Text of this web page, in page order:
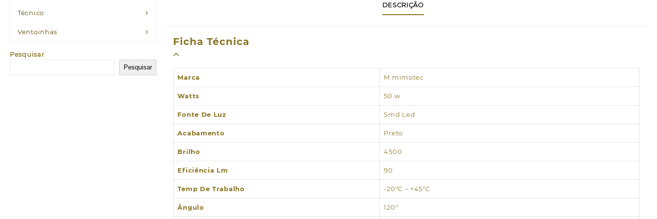
Técnico
Ventoinhas
Pesquisar
Pesquisar
DESCRIÇÃO
Ficha Técnica
Marca M mimotec
Watts 50 w
Fonte De Luz Smd Led
Acabamento Preto
Brilho 4500
Eficiência Lm 90
Temp De Trabalho -20°C ~ +45°C
Ângulo 120°